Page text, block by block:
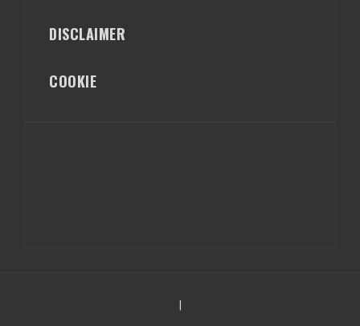
DISCLAIMER
COOKIE